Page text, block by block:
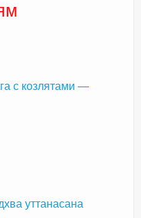
с козлятами —
уттанасана